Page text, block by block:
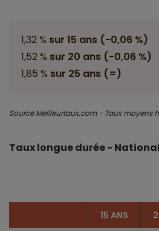
1,32 % sur 15 ans (-0,06 %)
1,52 % sur 20 ans (-0,06 %)
1,85 % sur 25 ans (=)
Source Meilleurtaux.com - Taux moyens
Taux longue durée - National
15 ANS